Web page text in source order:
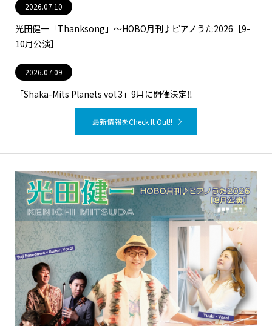
2026.07.10
光田健一「Thanksong」〜HOBO月刊♪ピアノうた2026［9-
10月公演］
2026.07.09
「Shaka-Mits Planets vol.3」9月に開催決定‼
最新情報をCheck It Out!!